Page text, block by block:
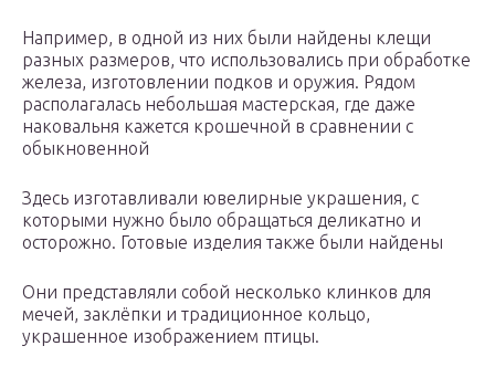
Например, в одной из них были найдены клещи
разных размеров, что использовались при обработке
железа, изготовлении подков и оружия. Рядом
располагалась небольшая мастерская, где даже
наковальня кажется крошечной в сравнении с
обыкновенной
Здесь изготавливали ювелирные украшения, с
которыми нужно было обращаться деликатно и
осторожно. Готовые изделия также были найдены
Они представляли собой несколько клинков для
мечей, заклёпки и традиционное кольцо,
украшенное изображением птицы.